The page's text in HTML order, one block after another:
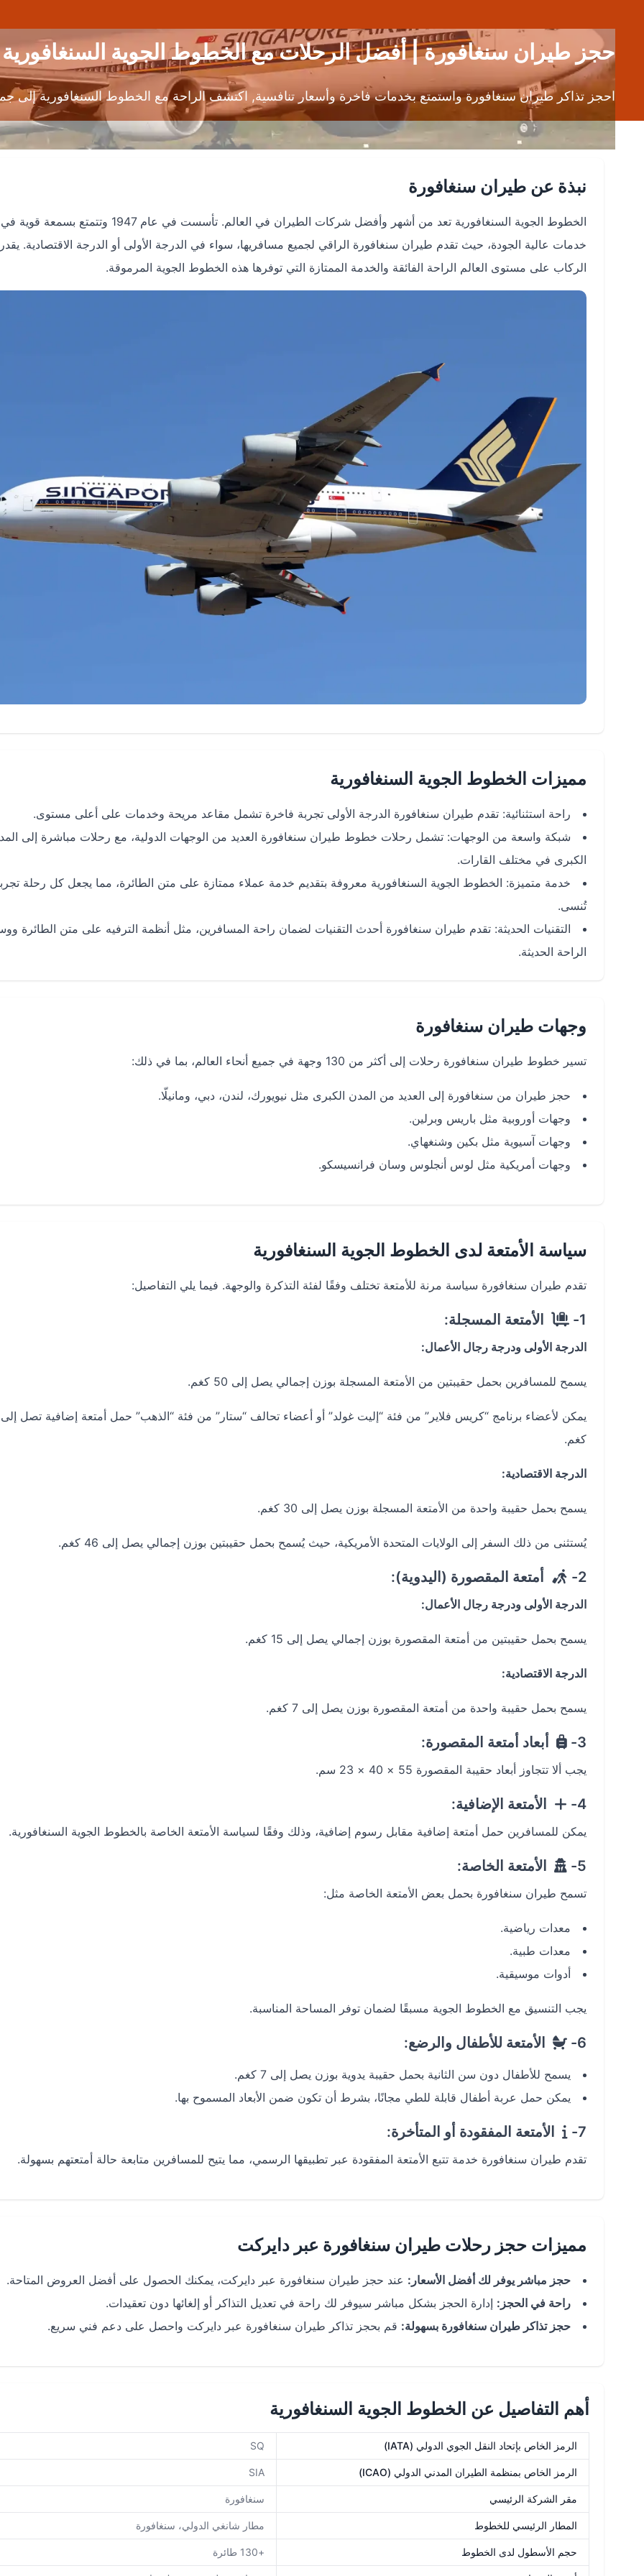
حجز طيران سنغافورة | أفضل الرحلات مع الخطوط الجوية السنغافورية
احجز تذاكر طيران سنغافورة واستمتع بخدمات فاخرة وأسعار تنافسية, اكتشف الراحة مع الخطوط السنغافورية إلى
نبذة عن طيران سنغافورة
الخطوط الجوية السنغافورية تعد من أشهر وأفضل شركات الطيران في العالم. تأسست في عام 1947
خدمات عالية الجودة، حيث تقدم طيران سنغافورة الراقي لجميع مسافريها، سواء في الدرجة الأولى أو الدرجة الاقتصادية. يقدر
الركاب على مستوى العالم الراحة الفائقة والخدمة الممتازة التي توفرها هذه الخطوط الجوية المرموقة.
مميزات الخطوط الجوية السنغافورية
راحة استثنائية: تقدم طيران سنغافورة الدرجة الأولى تجربة فاخرة تشمل مقاعد مريحة وخدمات على أعلى مستوى.
شبكة واسعة من الوجهات: تشمل رحلات خطوط طيران سنغافورة العديد من الوجهات الدولية، مع رحلات مباشرة إلى
الكبرى في مختلف القارات.
خدمة متميزة: الخطوط الجوية السنغافورية معروفة بتقديم خدمة عملاء ممتازة على متن الطائرة، مما يجعل كل رحلة
تُنسى.
التقنيات الحديثة: تقدم طيران سنغافورة أحدث التقنيات لضمان راحة المسافرين، مثل أنظمة الترفيه على متن الطائرة
الراحة الحديثة.
وجهات طيران سنغافورة
تسير خطوط طيران سنغافورة رحلات إلى أكثر من 130 وجهة في جميع أنحاء العالم، بما في ذلك:
حجز طيران من سنغافورة إلى العديد من المدن الكبرى مثل نيويورك، لندن، دبي، ومانيلّا.
وجهات أوروبية مثل باريس وبرلين.
وجهات آسيوية مثل بكين وشنغهاي.
وجهات أمريكية مثل لوس أنجلوس وسان فرانسيسكو.
سياسة الأمتعة لدى الخطوط الجوية السنغافورية
تقدم طيران سنغافورة سياسة مرنة للأمتعة تختلف وفقًا لفئة التذكرة والوجهة. فيما يلي التفاصيل:
1- الأمتعة المسجلة:
الدرجة الأولى ودرجة رجال الأعمال:
يسمح للمسافرين بحمل حقيبتين من الأمتعة المسجلة بوزن إجمالي يصل إلى 50 كغم.
كغم.
الدرجة الاقتصادية:
يسمح بحمل حقيبة واحدة من الأمتعة المسجلة بوزن يصل إلى 30 كغم.
يُستثنى من ذلك السفر إلى الولايات المتحدة الأمريكية، حيث يُسمح بحمل حقيبتين بوزن إجمالي يصل إلى 46 كغم.
2- أمتعة المقصورة (اليدوية):
الدرجة الأولى ودرجة رجال الأعمال:
يسمح بحمل حقيبتين من أمتعة المقصورة بوزن إجمالي يصل إلى 15 كغم.
الدرجة الاقتصادية:
يسمح بحمل حقيبة واحدة من أمتعة المقصورة بوزن يصل إلى 7 كغم.
3- أبعاد أمتعة المقصورة:
يجب ألا تتجاوز أبعاد حقيبة المقصورة 55 × 40 × 23 سم.
4- الأمتعة الإضافية:
يمكن للمسافرين حمل أمتعة إضافية مقابل رسوم إضافية، وذلك وفقًا لسياسة الأمتعة الخاصة بالخطوط الجوية السنغافورية.
5- الأمتعة الخاصة:
تسمح طيران سنغافورة بحمل بعض الأمتعة الخاصة مثل:
معدات رياضية.
معدات طبية.
أدوات موسيقية.
يجب التنسيق مع الخطوط الجوية مسبقًا لضمان توفر المساحة المناسبة.
6- الأمتعة للأطفال والرضع:
يسمح للأطفال دون سن الثانية بحمل حقيبة يدوية بوزن يصل إلى 7 كغم.
يمكن حمل عربة أطفال قابلة للطي مجانًا، بشرط أن تكون ضمن الأبعاد المسموح بها.
7- الأمتعة المفقودة أو المتأخرة:
تقدم طيران سنغافورة خدمة تتبع الأمتعة المفقودة عبر تطبيقها الرسمي، مما يتيح للمسافرين متابعة حالة أمتعتهم بسهولة.
مميزات حجز رحلات طيران سنغافورة عبر دايركت
حجز مباشر يوفر لك أفضل الأسعار: عند حجز طيران سنغافورة عبر دايركت، يمكنك الحصول على أفضل العروض المتاحة.
راحة في الحجز: إدارة الحجز بشكل مباشر سيوفر لك راحة في تعديل التذاكر أو إلغائها دون تعقيدات.
حجز تذاكر طيران سنغافورة بسهولة: قم بحجز تذاكر طيران سنغافورة عبر دايركت واحصل على دعم فني سريع.
أهم التفاصيل عن الخطوط الجوية السنغافورية
الرمز الخاص بإتحاد النقل الجوي الدولي (IATA) SQ
الرمز الخاص بمنظمة الطيران المدني الدولي (ICAO) SIA
مقر الشركة الرئيسي سنغافورة
المطار الرئيسي للخطوط مطار شانغي الدولي، سنغافورة
حجم الأسطول لدى الخطوط +130 طائرة